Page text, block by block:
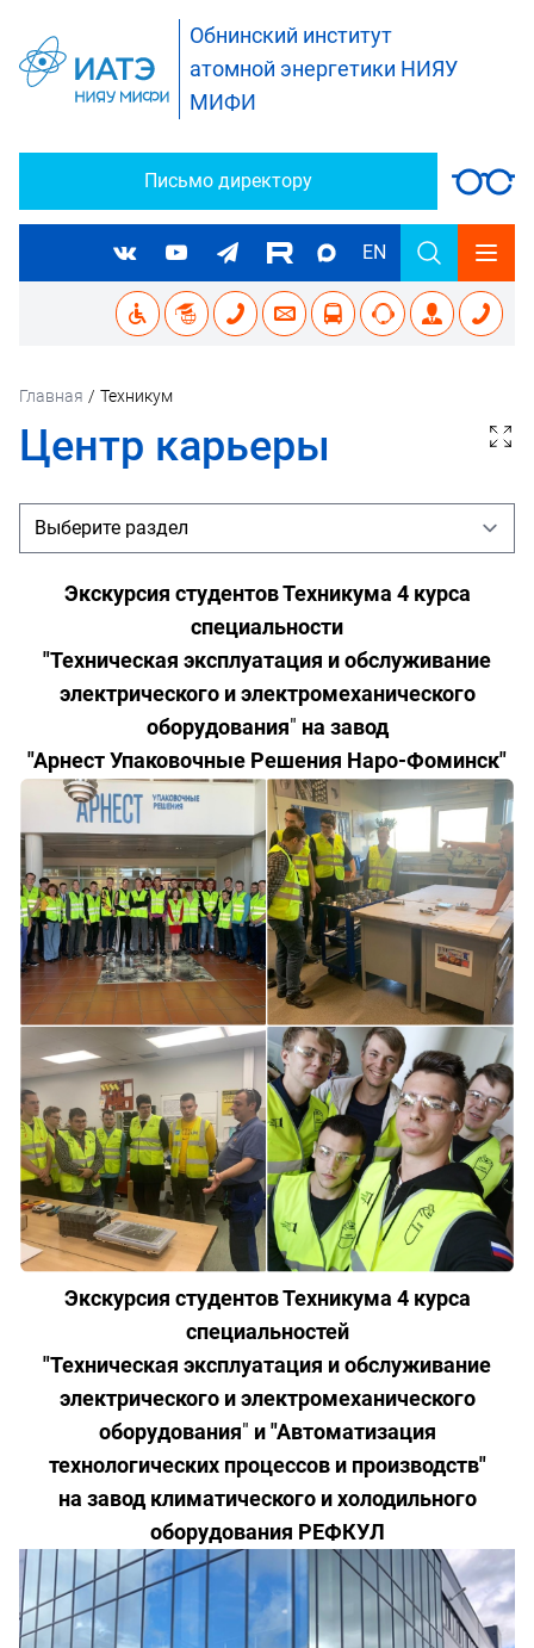
Обнинский институт
атомной энергетики НИЯУ
МИФИ
Письмо директору
EN
Главная / Техникум
Центр карьеры
Экскурсия студентов Техникума 4 курса
специальности
"Техническая эксплуатация и обслуживание
электрического и электромеханического
оборудования" на завод
"Арнест Упаковочные Решения Наро-Фоминск"
Экскурсия студентов Техникума 4 курса
специальностей
"Техническая эксплуатация и обслуживание
электрического и электромеханического
оборудования" и "Автоматизация
технологических процессов и производств"
на завод климатического и холодильного
оборудования РЕФКУЛ